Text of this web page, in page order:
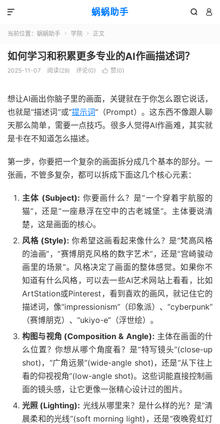
蜗蜗助手  

当前位置： 蜗蜗助手  学院  正文
如何学习和积累更多专业的AI作画描述词？
2025-11-07 阅读(29) 评论(0)  赞(0)
想让AI画出你脑子里的画面，关键就在于你怎么跟它说话，
也就是“描述词”或“提示词”（Prompt）。这东西不像跟人聊
天那么简单，需要一点技巧。很多人觉得AI作画难，其实就
是卡在不知道怎么描述。
第一步，你要把一个复杂的画面拆分成几个基本的部分。一
张画，不管多复杂，都可以拆成下面这几个核心元素：
主体 (Subject): 你要画什么？是“一个穿着宇航服的
猫”，还是“一座悬浮在空中的古老城堡”。主体要说清
楚，这是画面的核心。
风格 (Style): 你希望这画看起来像什么？是“梵高风格
的油画”，“赛博朋克风格的数字艺术”，还是“宫崎骏动
画里的场景”。风格决定了画面的整体感觉。如果你不
知道有什么风格，可以去一些AI艺术网站上看看，比如
ArtStation或Pinterest，看到喜欢的画风，就记住它的
描述词，像“impressionism”（印象派）、“cyberpunk”
（赛博朋克）、“ukiyo-e”（浮世绘）。
构图与视角 (Composition & Angle): 主体在画面的什
么位置？你想从哪个角度看？是“特写镜头”(close-up
shot)，“广角远景”(wide-angle shot)，还是“从下往上
看的仰视视角”(low-angle shot)。这些词能直接控制画
面的镜头感，让它更像一张精心设计过的图片。
光照 (Lighting): 光线从哪里来？是什么样的光？是“清
晨柔和的光线”(soft morning light)，还是“夜晚霓虹灯